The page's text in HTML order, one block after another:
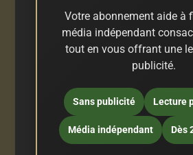
Votre abonnement aide à
média indépendant
tout en vous offrant une
publicité.
Sans publicité Lecture
Média indépendant Dès